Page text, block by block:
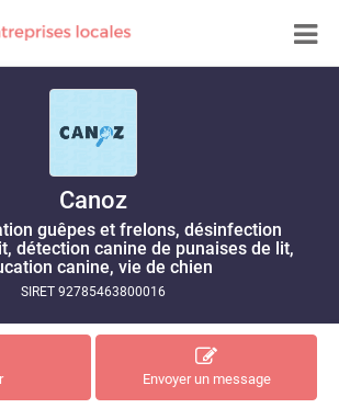
Canoz
guêpes et frelons, désinfection
détection canine de punaises de lit,
canine, vie de chien
SIRET 92785463800016
Envoyer un message